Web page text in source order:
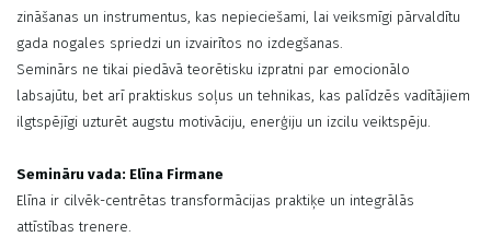
zināšanas un instrumentus, kas nepieciešami, lai veiksmīgi pārvaldītu
gada nogales spriedzi un izvairītos no izdegšanas.
Seminārs ne tikai piedāvā teorētisku izpratni par emocionālo
labsajūtu, bet arī praktiskus soļus un tehnikas, kas palīdzēs vadītājiem
ilgtspējīgi uzturēt augstu motivāciju, enerģiju un izcilu veiktspēju.
Semināru vada: Elīna Firmane
Elīna ir cilvēk-centrētas transformācijas praktiķe un integrālās
attīstības trenere.